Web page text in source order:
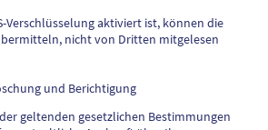
Verschlüsselung aktiviert ist, können die
nicht von Dritten mitgelesen
und Berichtigung
geltenden gesetzlichen Bestimmungen